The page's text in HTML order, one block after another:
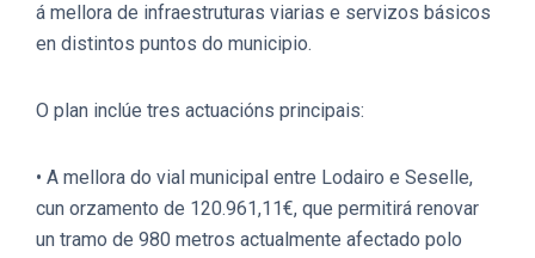
á mellora de infraestruturas viarias e servizos básicos
en distintos puntos do municipio.
O plan inclúe tres actuacións principais:
• A mellora do vial municipal entre Lodairo e Seselle,
cun orzamento de 120.961,11€, que permitirá renovar
un tramo de 980 metros actualmente afectado polo